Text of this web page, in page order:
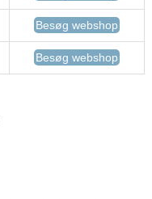
Besøg webshop
Besøg webshop